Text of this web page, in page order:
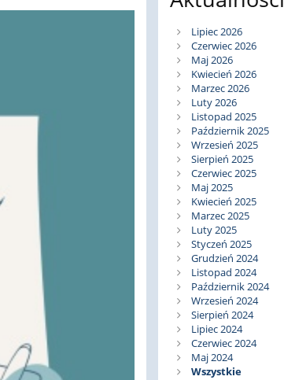
Lipiec 2026
Czerwiec 2026
Maj 2026
Kwiecień 2026
Marzec 2026
Luty 2026
Listopad 2025
Październik 2025
Wrzesień 2025
Sierpień 2025
Czerwiec 2025
Maj 2025
Kwiecień 2025
Marzec 2025
Luty 2025
Styczeń 2025
Grudzień 2024
Listopad 2024
Październik 2024
Wrzesień 2024
Sierpień 2024
Lipiec 2024
Czerwiec 2024
Maj 2024
Wszystkie